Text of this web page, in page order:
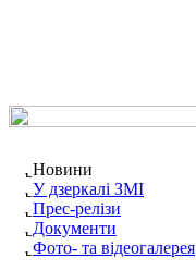
Новини
У дзеркалі ЗМІ
Прес-релізи
Документи
Фото- та відеогалерея